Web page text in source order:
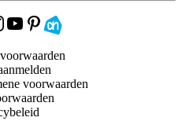
voorwaarden